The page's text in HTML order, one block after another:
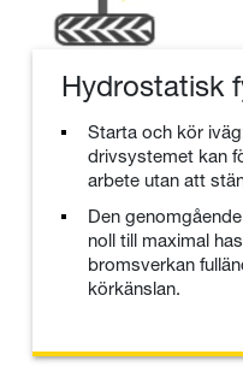
Hydrostatisk
Starta och kör
drivsystemet kan
arbete utan att
Den
noll till maximal
bromsverkan
körkänslan.